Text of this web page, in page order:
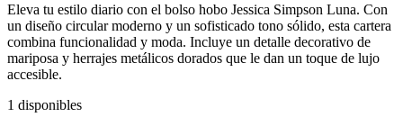
Eleva tu estilo diario con el bolso hobo Jessica Simpson Luna. Con
un diseño circular moderno y un sofisticado tono sólido, esta cartera
combina funcionalidad y moda. Incluye un detalle decorativo de
mariposa y herrajes metálicos dorados que le dan un toque de lujo
accesible.
1 disponibles